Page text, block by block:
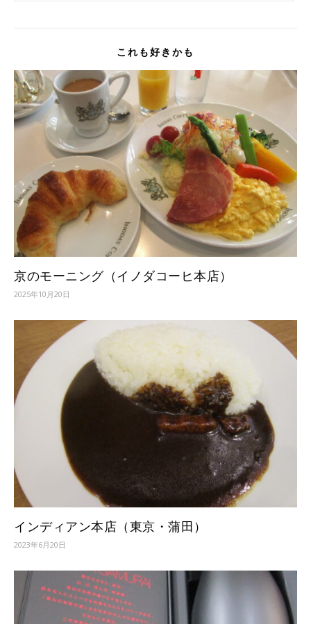
これも好きかも
京のモーニング（イノダコーヒ本店）
2025年10月20日
インディアン本店（東京・蒲田）
2023年6月20日